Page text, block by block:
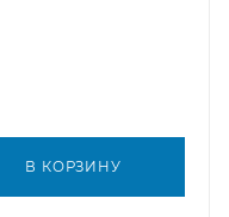
В КОРЗИНУ